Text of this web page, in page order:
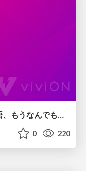
AI時代のPHPer生存戦略 ～「言語、もうなんでもよくない？」に本気で向き合う～
0 220